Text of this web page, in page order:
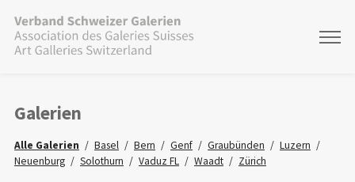
Galerien
Alle Galerien Basel Bern Genf Graubünden
Luzern
Neuenburg
Solothurn Vaduz FL Waadt Zürich